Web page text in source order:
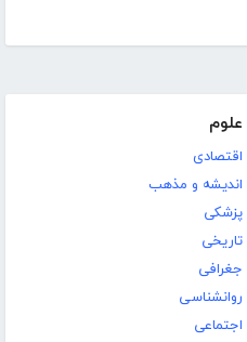
علوم
اقتصادی
اندیشه و مذهب
پزشکی
تاریخی
جغرافی
روانشناسی
اجتماعی